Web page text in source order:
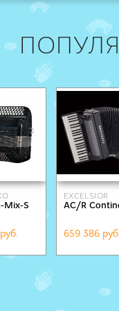
Mix-S
EXCELSIOR
AC/R
659 386